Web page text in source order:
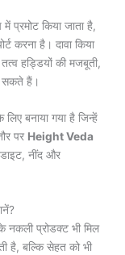
प्रमोट किया जाता है,
करना है। दावा किया
हड्डियों की मजबूती,
सकते हैं।
बनाया गया है जिन्हें
पर Height Veda
नींद और
नकली प्रोडक्ट भी मिल
है, बल्कि सेहत को भी